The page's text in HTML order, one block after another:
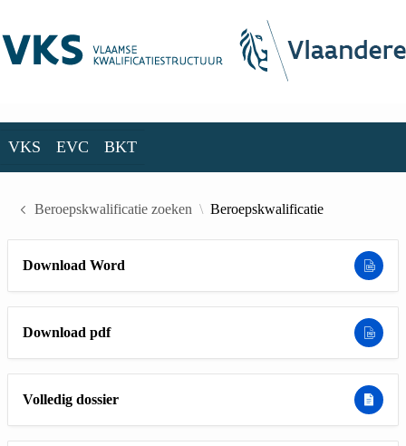
VKS EVC BKT
Beroepskwalificatie zoeken Beroepskwalificatie
Download Word
Download pdf
Volledig dossier